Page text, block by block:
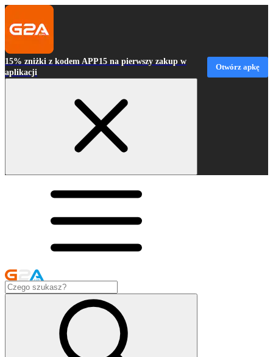
15% zniżki z kodem APP15 na pierwszy zakup w
aplikacji
Otwórz apkę